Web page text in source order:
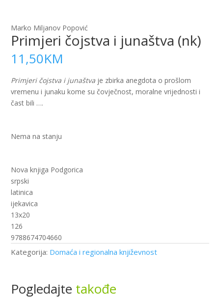
Marko Miljanov Popović
Primjeri čojstva i junaštva (nk)
11,50KM
Primjeri čojstva i junaštva je zbirka anegdota o prošlom
vremenu i junaku kome su čovječnost, moralne vrijednosti i
čast bili ….
Nema na stanju
Nova knjiga Podgorica
srpski
latinica
ijekavica
13x20
126
9788674704660
Kategorija: Domaća i regionalna književnost
Pogledajte takođe